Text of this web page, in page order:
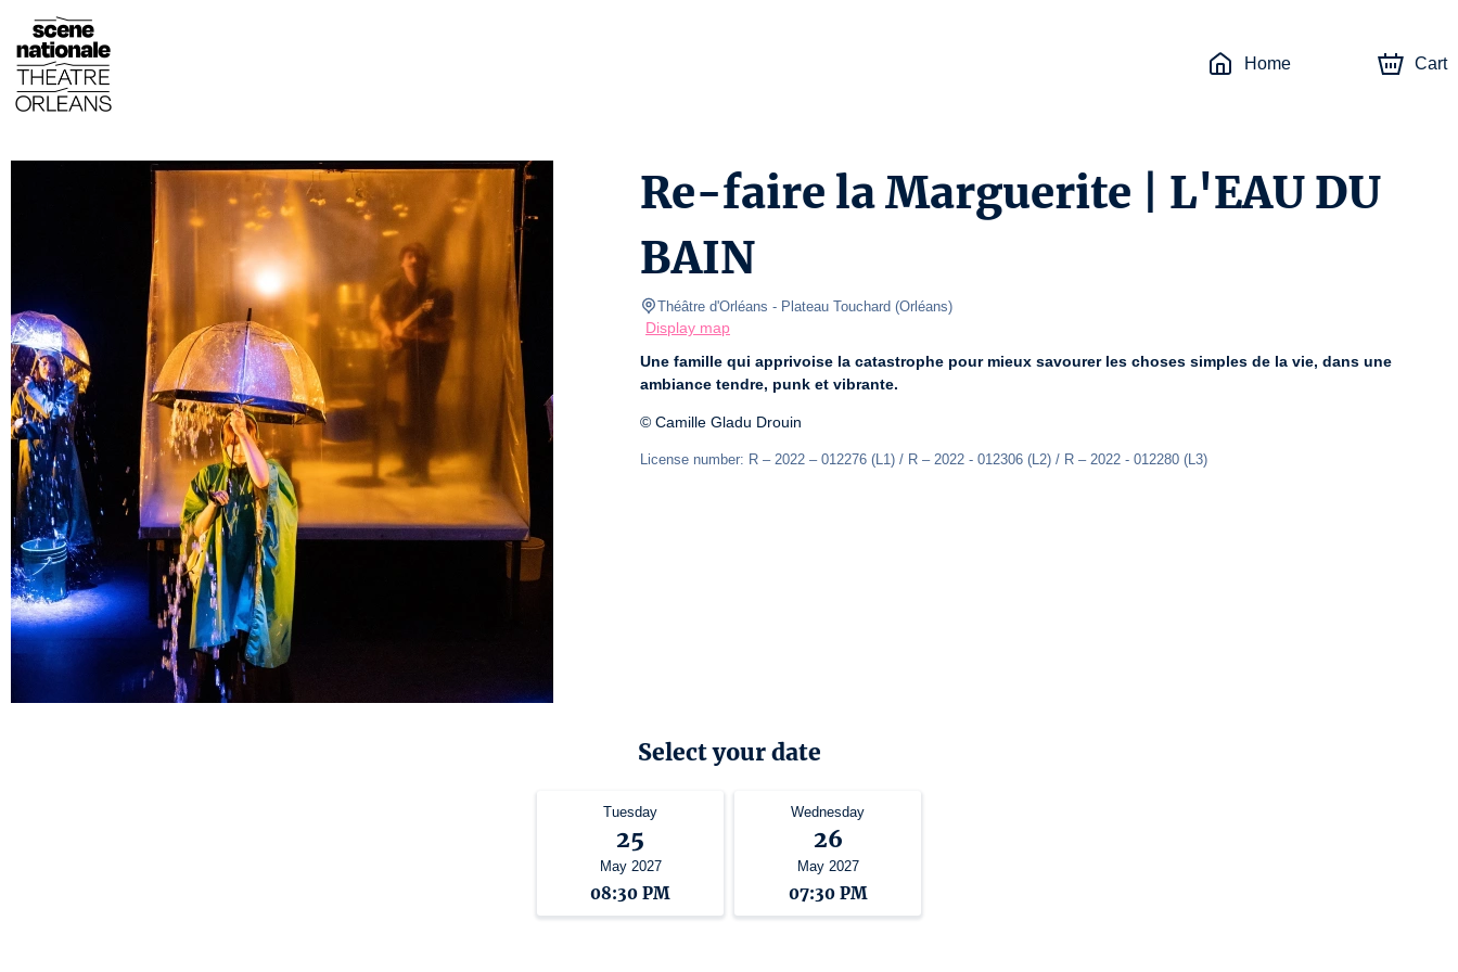
Home Cart
Re-faire la Marguerite | L'EAU DU
BAIN
Théâtre d'Orléans - Plateau Touchard (Orléans)
Display map
Une famille qui apprivoise la catastrophe pour mieux savourer les choses simples de la vie, dans une
ambiance tendre, punk et vibrante.
© Camille Gladu Drouin
License number: R – 2022 – 012276 (L1) / R – 2022 - 012306 (L2) / R – 2022 - 012280 (L3)
Select your date
Tuesday
25
May 2027
08:30 PM
Wednesday
26
May 2027
07:30 PM